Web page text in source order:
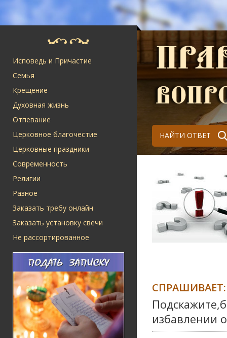
Исповедь и Причастие
Семья
Крещение
Духовная жизнь
Отпевание
Церковное благочестие
Церковные праздники
Современность
Религии
Разное
Заказать требу онлайн
Заказать установку свечи
Не рассортированное
НАЙТИ ОТВЕТ
СПРАШИВАЕТ:
избавлении